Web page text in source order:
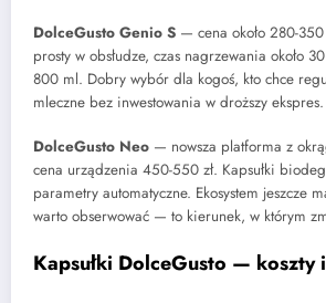
DolceGusto Genio S — cena około 280-350
prosty w obsłudze, czas nagrzewania około
800 ml. Dobry wybór dla kogoś, kto chce
mleczne bez inwestowania w droższy ekspres.
DolceGusto Neo — nowsza platforma z
cena urządzenia 450-550 zł. Kapsułki
parametry automatyczne. Ekosystem jeszcze
warto obserwować — to kierunek, w którym
Kapsułki DolceGusto — koszty